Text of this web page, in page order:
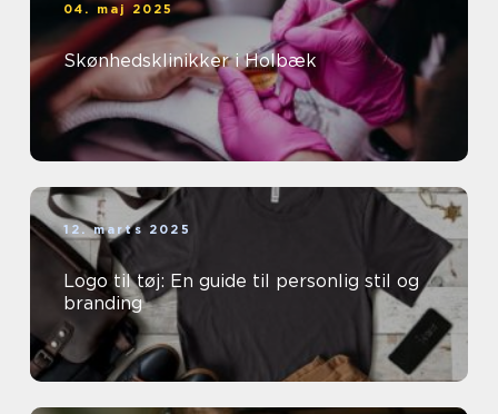
04. maj 2025
Skønhedsklinikker i Holbæk
12. marts 2025
Logo til tøj: En guide til personlig stil og
branding